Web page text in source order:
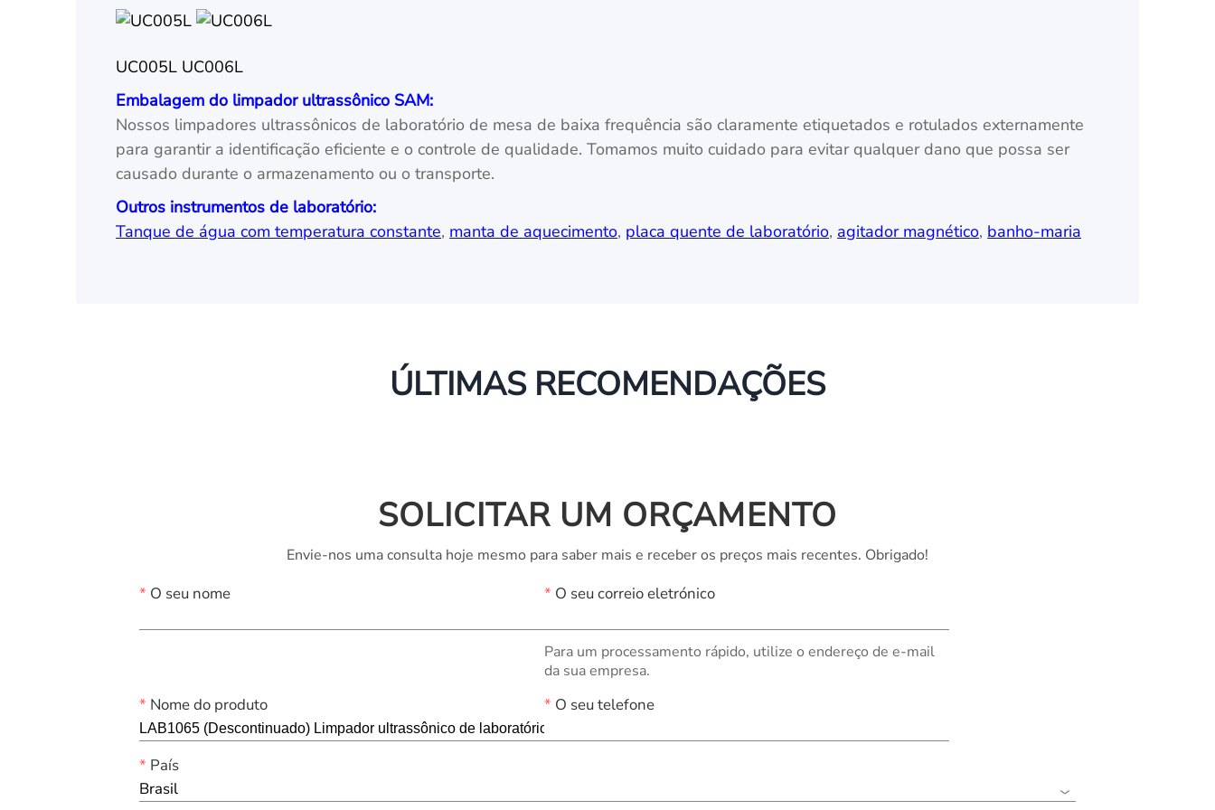
UC005L UC006L
Embalagem do limpador ultrassônico SAM:
Nossos limpadores ultrassônicos de laboratório de mesa de baixa frequência são claramente etiquetados e rotulados externamente
para garantir a identificação eficiente e o controle de qualidade. Tomamos muito cuidado para evitar qualquer dano que possa ser
causado durante o armazenamento ou o transporte.
Outros instrumentos de laboratório:
Tanque de água com temperatura constante, manta de aquecimento, placa quente de laboratório, agitador magnético, banho-maria
ÚLTIMAS RECOMENDAÇÕES
SOLICITAR UM ORÇAMENTO
Envie-nos uma consulta hoje mesmo para saber mais e receber os preços mais recentes. Obrigado!
* O seu nome * O seu correio eletrónico
Para um processamento rápido, utilize o endereço de e-mail
da sua empresa.
* Nome do produto * O seu telefone
* País
Brasil